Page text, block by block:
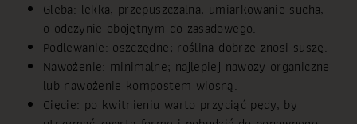
Gleba: lekka, przepuszczalna, umiarkowanie sucha,
o odczynie obojętnym do zasadowego.
Podlewanie: oszczędne; roślina dobrze znosi suszę.
Nawożenie: minimalne; najlepiej nawozy organiczne
lub nawożenie kompostem wiosną.
Cięcie: po kwitnieniu warto przyciąć pędy, by